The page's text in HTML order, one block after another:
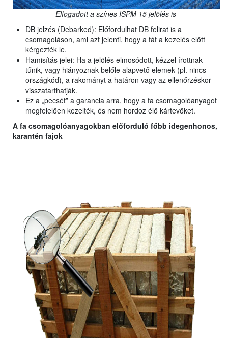
Elfogadott a színes ISPM 15 jelölés is
DB jelzés (Debarked): Előfordulhat DB felirat is a
csomagoláson, ami azt jelenti, hogy a fát a kezelés előtt
kérgezték le.
Hamisítás jelei: Ha a jelölés elmosódott, kézzel írottnak
tűnik, vagy hiányoznak belőle alapvető elemek (pl. nincs
országkód), a rakományt a határon vagy az ellenőrzéskor
visszatarthatják.
Ez a „pecsét” a garancia arra, hogy a fa csomagolóanyagot
megfelelően kezelték, és nem hordoz élő kártevőket.
A fa csomagolóanyagokban előforduló főbb idegenhonos,
karantén fajok